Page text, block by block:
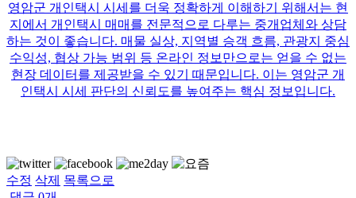
영암군 개인택시 시세를 더욱 정확하게 이해하기 위해서는 현
지에서 개인택시 매매를 전문적으로 다루는 중개업체와 상담
하는 것이 좋습니다. 매물 실상, 지역별 승객 흐름, 관광지 중심
수익성, 협상 가능 범위 등 온라인 정보만으로는 얻을 수 없는
현장 데이터를 제공받을 수 있기 때문입니다. 이는 영암군 개
인택시 시세 판단의 신뢰도를 높여주는 핵심 정보입니다.
수정 삭제 목록으로